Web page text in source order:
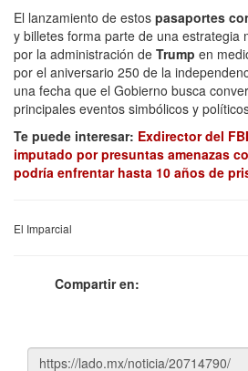
El lanzamiento de estos pasaportes
y billetes forma parte de una estrategia
por la administración de Trump en
por el aniversario 250 de la
una fecha que el Gobierno busca
principales eventos simbólicos y
Te puede interesar: Exdirector del
imputado por presuntas amenazas
podría enfrentar hasta 10 años de
El Imparcial
Compartir en: